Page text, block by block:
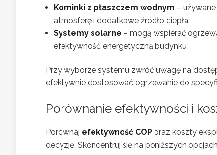
Kominki z płaszczem wodnym –
atmosferę i dodatkowe źródło ciepła.
Systemy solarne – mogą wspierać
efektywność energetyczną budynku.
Przy wyborze systemu zwróć uwagę na
efektywnie dostosować ogrzewanie do
Porównanie efektywności i
Porównaj efektywność COP oraz koszty
decyzję. Skoncentruj się na poniższych